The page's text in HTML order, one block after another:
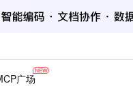
广场